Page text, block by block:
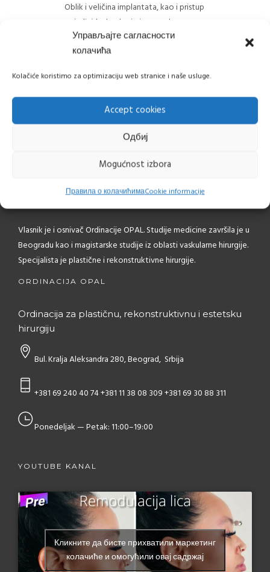
Управљајте сагласности
колачића
Kolačiće koristimo za optimizaciju web stranice i naše usluge.
Accept cookies
Одбиј
Mogućnost izbora
Правила о колачићимаCookie informacije
Oblik i veličina implantata, kao i pristup
se individualno kreiraju za svaku
pacijentkinju u zavisnosti od merenja,
želja i prirodnih predispozicija koje
MR SCI MED DR OLIVERA PARTONJIĆ – HIRURG
Vlasnik je i osnivač Ordinacije OPAL. Studije medicine završila je u
Beogradu kao i magistarske studije iz oblasti vaskularne hirurgije.
Specijalista je plastične i rekonstruktivne hirurgije.
ORDINACIJA OPAL
Ordinacija za plastičnu, rekonstruktivnu i estetsku
hirurgiju
Bul. Kralja Aleksandra 280, Beograd, Srbija
+381 69 240 40 74+381 11 38 08 309+381 69 30 88 311
Ponedeljak — Petak: 11:00–19:00
YOUTUBE KANAL
Кликните да бисте прихватили маркетинг
колачиће и омогућили овај садржај